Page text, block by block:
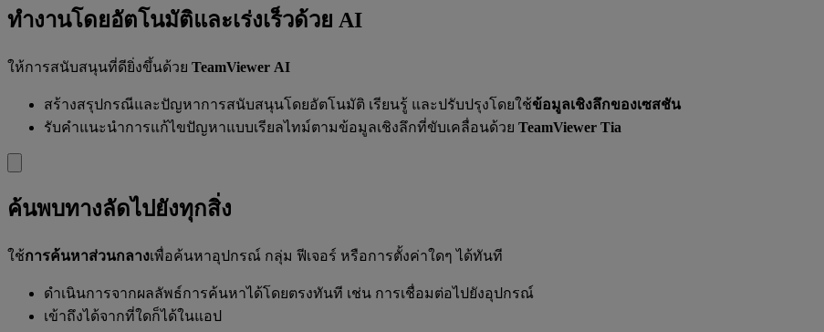
ทำงานโดยอัตโนมัติและเร่งเร็วด้วย AI
ให้การสนับสนุนที่ดียิ่งขึ้นด้วย TeamViewer AI
สร้างสรุปกรณีและปัญหาการสนับสนุนโดยอัตโนมัติ เรียนรู้ และปรับปรุงโดยใช้ข้อมูลเชิงลึกของเซสชัน
รับคำแนะนำการแก้ไขปัญหาแบบเรียลไทม์ตามข้อมูลเชิงลึกที่ขับเคลื่อนด้วย TeamViewer Tia
ค้นพบทางลัดไปยังทุกสิ่ง
ใช้การค้นหาส่วนกลางเพื่อค้นหาอุปกรณ์ กลุ่ม ฟีเจอร์ หรือการตั้งค่าใดๆ ได้ทันที
ดำเนินการจากผลลัพธ์การค้นหาได้โดยตรงทันที เช่น การเชื่อมต่อไปยังอุปกรณ์
เข้าถึงได้จากที่ใดก็ได้ในแอป